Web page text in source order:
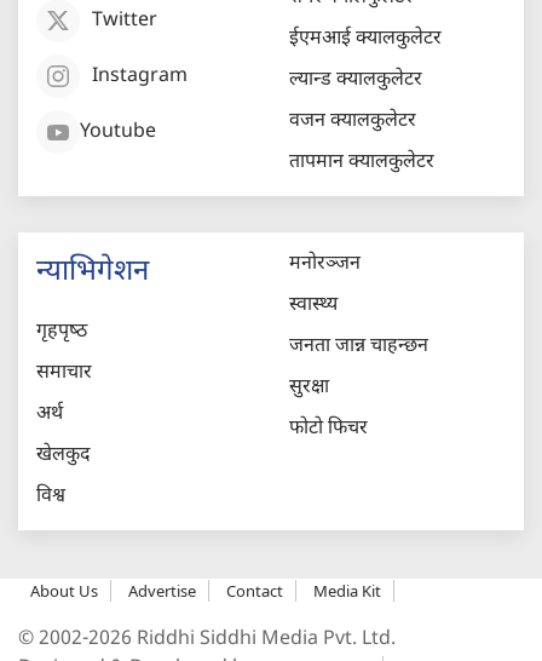
Twitter
Instagram
Youtube
ईएमआई क्यालकुलेटर
ल्यान्ड क्यालकुलेटर
वजन क्यालकुलेटर
तापमान क्यालकुलेटर
न्याभिगेशन
गृहपृष्‍ठ
समाचार
अर्थ
खेलकुद
विश्व
मनोरञ्जन
स्वास्थ्य
जनता जान्न चाहन्छन
सुरक्षा
फोटो फिचर
About Us Advertise Contact Media Kit
© 2002-2026 Riddhi Siddhi Media Pvt. Ltd.